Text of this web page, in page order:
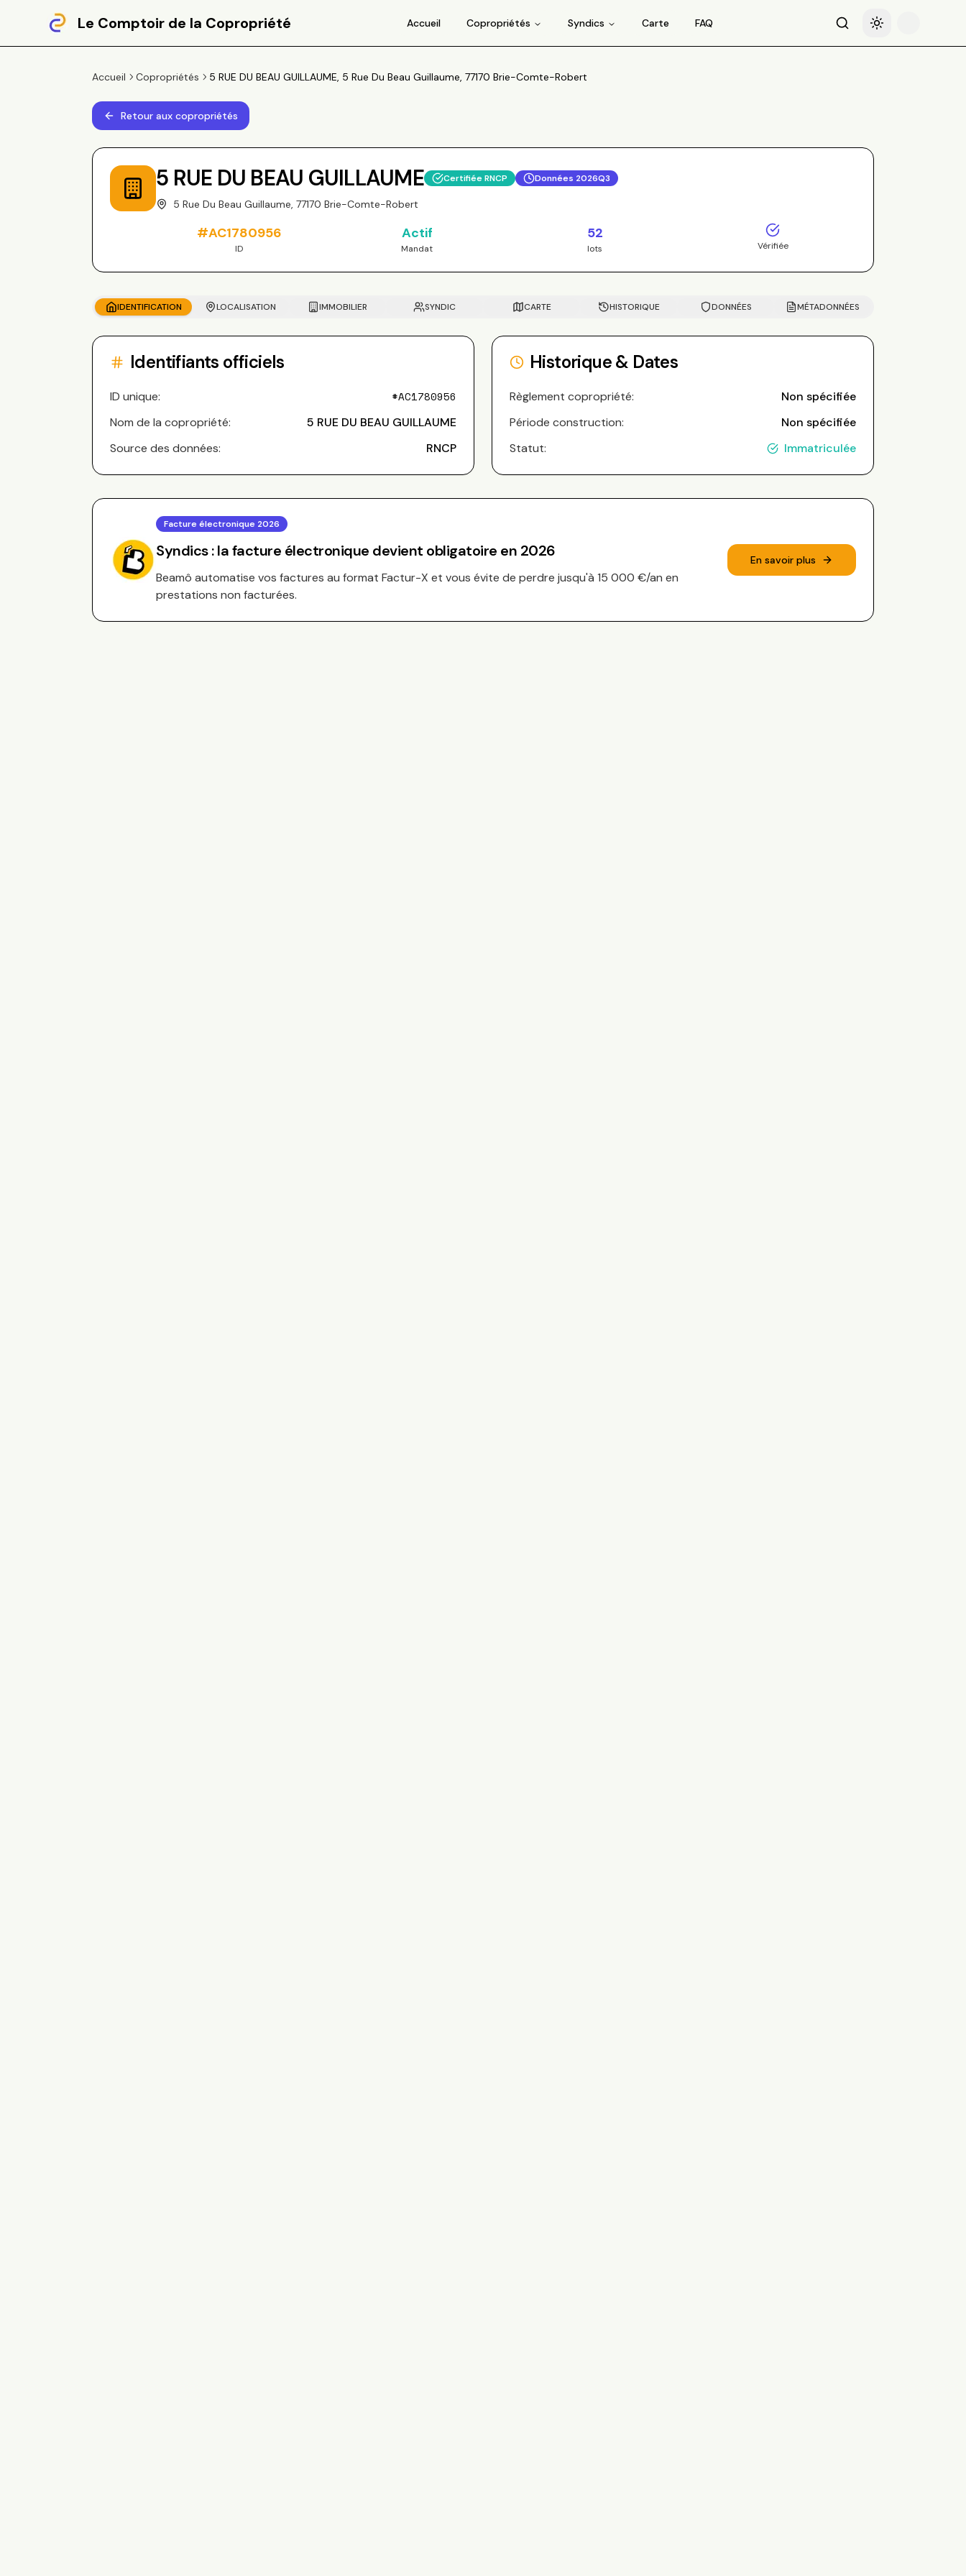
Le Comptoir de la Copropriété Accueil Copropriétés Syndics Carte FAQ RechercheBasculer le thème
Accueil Copropriétés 5 RUE DU BEAU GUILLAUME, 5 Rue Du Beau Guillaume, 77170 Brie-Comte-Robert
Retour aux copropriétés
5 RUE DU BEAU GUILLAUME Certifiée RNCP Données 2026Q3
5 Rue Du Beau Guillaume, 77170 Brie-Comte-Robert
#AC1780956
ID
Actif
Mandat
52
lots Vérifiée
IDENTIFICATION LOCALISATION IMMOBILIER SYNDIC CARTE HISTORIQUE DONNÉES MÉTADONNÉES
Identifiants officiels
ID unique: #AC1780956
Nom de la copropriété:
5 RUE DU BEAU GUILLAUME
Source des données:
RNCP
Historique & Dates
Règlement copropriété:
Non spécifiée
Période construction:
Non spécifiée
Statut:
Immatriculée
Facture électronique 2026
Syndics : la facture électronique devient obligatoire en 2026
Beamô automatise vos factures au format Factur-X et vous évite de perdre jusqu'à 15 000 €/an en
prestations non facturées.
En savoir plus